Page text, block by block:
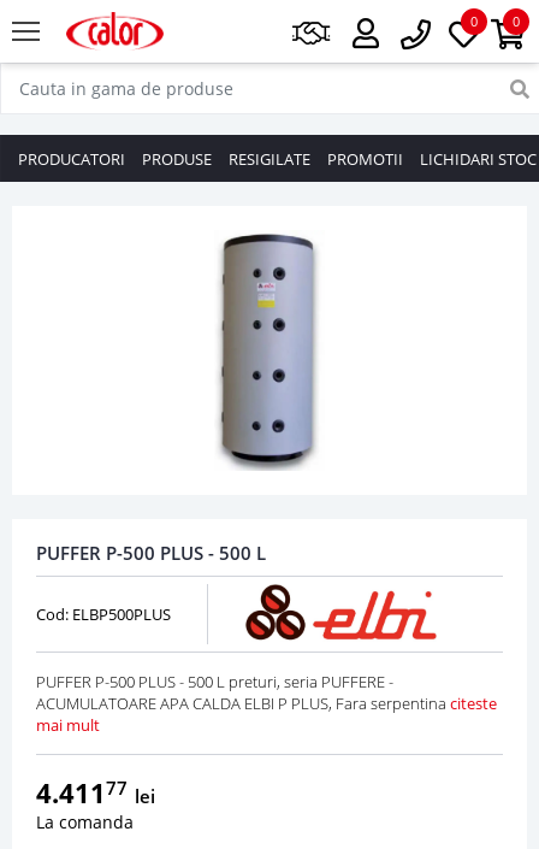
0
0
PRODUCATORI PRODUSE RESIGILATE PROMOTII LICHIDARI STOC
PUFFER P-500 PLUS - 500 L
Cod: ELBP500PLUS
PUFFER P-500 PLUS - 500 L preturi, seria PUFFERE -
ACUMULATOARE APA CALDA ELBI P PLUS, Fara serpentina citeste
mai mult
4.41177 lei
La comanda